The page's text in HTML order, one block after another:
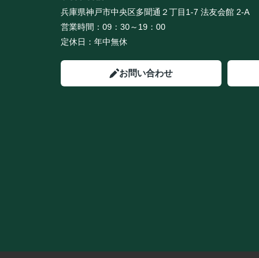
兵庫県神戸市中央区多聞通２丁目1-7 法友会館 2-A
営業時間： 09：30～19：00
定休日： 年中無休
お問い合わせ